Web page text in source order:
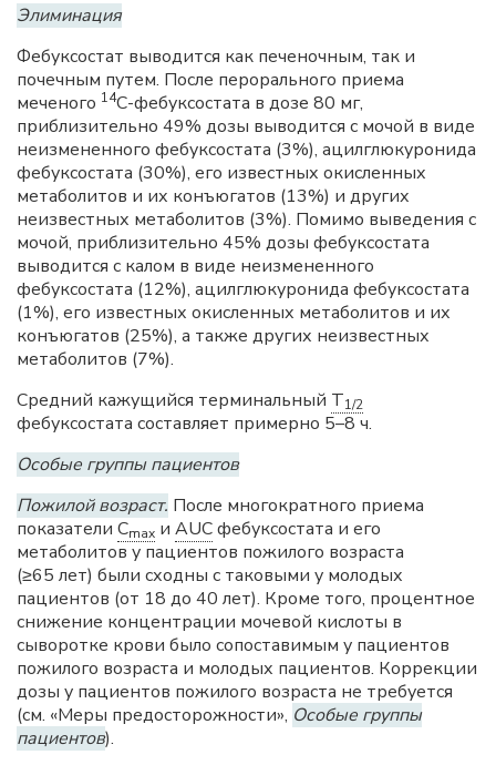
Элиминация
Фебуксостат выводится как печеночным, так и
почечным путем. После перорального приема
меченого 14C-фебуксостата в дозе 80 мг,
приблизительно 49% дозы выводится с мочой в виде
неизмененного фебуксостата (3%), ацилглюкуронида
фебуксостата (30%), его известных окисленных
метаболитов и их конъюгатов (13%) и других
неизвестных метаболитов (3%). Помимо выведения с
мочой, приблизительно 45% дозы фебуксостата
выводится с калом в виде неизмененного
фебуксостата (12%), ацилглюкуронида фебуксостата
(1%), его известных окисленных метаболитов и их
конъюгатов (25%), а также других неизвестных
метаболитов (7%).
Средний кажущийся терминальный T1/2
фебуксостата составляет примерно 5–8 ч.
Особые группы пациентов
Пожилой возраст. После многократного приема
показатели Cmax и AUCфебуксостата и его
метаболитов у пациентов пожилого возраста
(≥65 лет) были сходны с таковыми у молодых
пациентов (от 18 до 40 лет). Кроме того, процентное
снижение концентрации мочевой кислоты в
сыворотке крови было сопоставимым у пациентов
пожилого возраста и молодых пациентов. Коррекции
дозы у пациентов пожилого возраста не требуется
(см. «Меры предосторожности», Особые группы
пациентов).